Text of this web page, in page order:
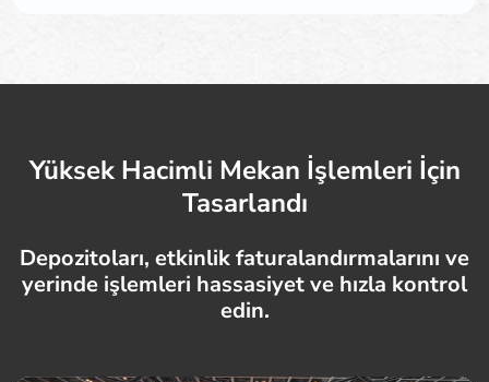
Yüksek Hacimli Mekan İşlemleri İçin
Tasarlandı
Depozitoları, etkinlik faturalandırmalarını ve
yerinde işlemleri hassasiyet ve hızla kontrol
edin.